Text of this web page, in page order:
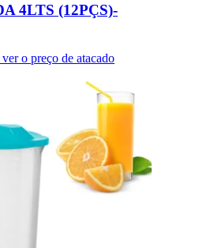
4LTS (12PÇS)-
o preço de atacado